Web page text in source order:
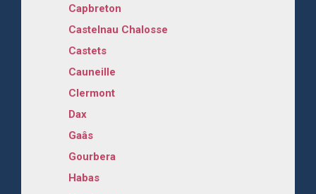
Capbreton
Castelnau Chalosse
Castets
Cauneille
Clermont
Dax
Gaâs
Gourbera
Habas